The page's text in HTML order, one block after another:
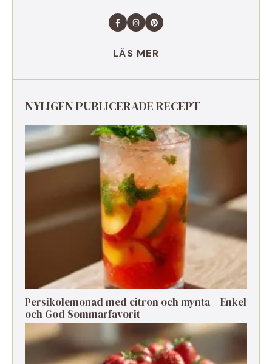
LÄS MER
NYLIGEN PUBLICERADE RECEPT
Persikolemonad med citron och mynta – Enkel
och God Sommarfavorit